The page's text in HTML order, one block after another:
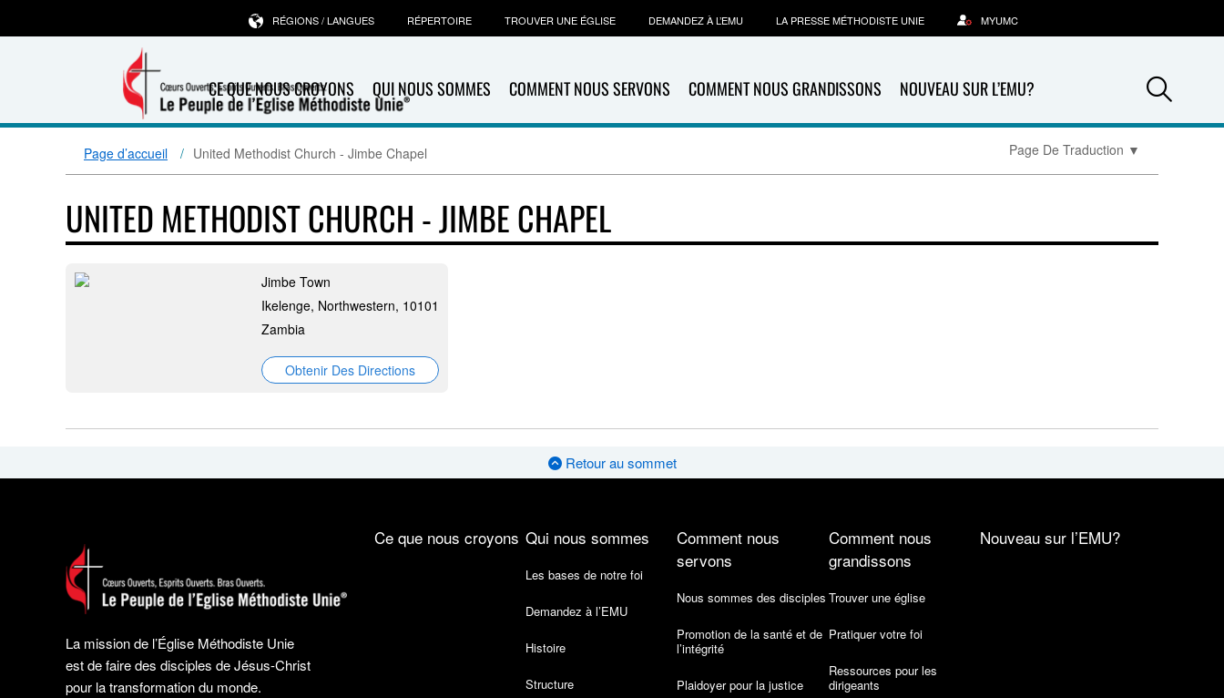
CE QUE NOUS CROYONS QUI NOUS SOMMES COMMENT NOUS SERVONS COMMENT NOUS GRANDISSONS NOUVEAU SUR L’EMU?
RÉGIONS / LANGUES RÉPERTOIRE TROUVER UNE ÉGLISE DEMANDEZ À L’EMU LA PRESSE MÉTHODISTE UNIE MYUMC
Page d’accueil United Methodist Church - Jimbe Chapel Page De Traduction ▼
UNITED METHODIST CHURCH - JIMBE CHAPEL
Jimbe Town
Ikelenge, Northwestern, 10101
Zambia
Obtenir Des Directions
Retour au sommet
La mission de l’Église Méthodiste Unie
est de faire des disciples de Jésus-Christ
pour la transformation du monde.
Ce que nous croyons Qui nous sommes
Les bases de notre foi
Demandez à l’EMU
Histoire
Structure
Comment nous
servons
Nous sommes des disciples
Promotion de la santé et de
l’intégrité
Plaidoyer pour la justice
Comment nous
grandissons
Trouver une église
Pratiquer votre foi
Ressources pour les
dirigeants
Nouveau sur l’EMU?